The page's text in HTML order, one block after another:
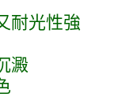
耐光性強
澱